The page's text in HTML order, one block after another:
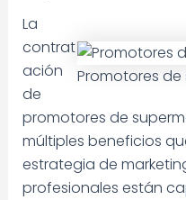
Promotores
La
contrat
ación
de
promotores de
múltiples beneficios
estrategia de
profesionales están